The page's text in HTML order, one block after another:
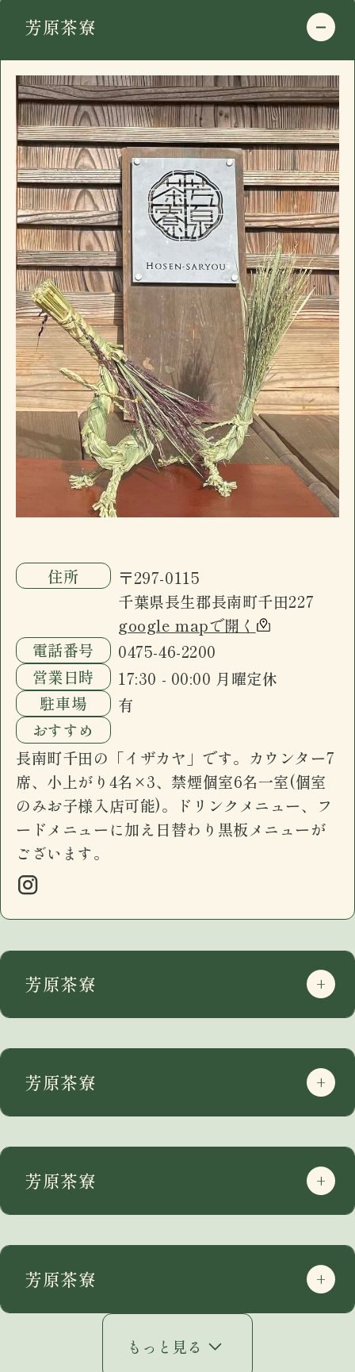
営業日時
駐車場
有
おすすめ
長南町千田の「イザカヤ」です。カウンター7
席、小上がり4名×3、禁煙個室6名一室(個室
のみお子様入店可能)。ドリンクメニュー、フ
ードメニューに加え日替わり黒板メニューが
ございます。
住所
千葉県長生郡長南町千田227
google mapで開く
電話番号
0475-46-2200
営業日時
17:30 - 00:00 月曜定休
駐車場
有
おすすめ
長南町千田の「イザカヤ」です。カウンター7
席、小上がり4名×3、禁煙個室6名一室(個室
のみお子様入店可能)。ドリンクメニュー、フ
ードメニューに加え日替わり黒板メニューが
ございます。
住所
〒297-0115
千葉県長生郡長南町千田227
google mapで開く
電話番号
0475-46-2200
営業日時
17:30 - 00:00 月曜定休
駐車場
有
おすすめ
長南町千田の「イザカヤ」です。カウンター7
席、小上がり4名×3、禁煙個室6名一室(個室
のみお子様入店可能)。ドリンクメニュー、フ
ードメニューに加え日替わり黒板メニューが
ございます。
住所
〒297-0115
千葉県長生郡長南町千田227
google mapで開く
電話番号
0475-46-2200
営業日時
17:30 - 00:00 月曜定休
駐車場
有
おすすめ
長南町千田の「イザカヤ」です。カウンター7
席、小上がり4名×3、禁煙個室6名一室(個室
のみお子様入店可能)。ドリンクメニュー、フ
ードメニューに加え日替わり黒板メニューが
ございます。
芳原茶寮
住所
〒297-0115
千葉県長生郡長南町千田227
google mapで開く
電話番号
0475-46-2200
営業日時
17:30 - 00:00 月曜定休
駐車場
有
おすすめ
長南町千田の「イザカヤ」です。カウンター7
席、小上がり4名×3、禁煙個室6名一室(個室
のみお子様入店可能)。ドリンクメニュー、フ
ードメニューに加え日替わり黒板メニューが
ございます。
芳原茶寮
芳原茶寮
芳原茶寮
芳原茶寮
もっと見る